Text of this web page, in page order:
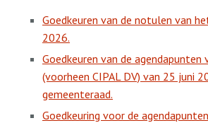
Goedkeuren van de notulen van
2026.
Goedkeuren van de
(voorheen CIPAL DV) van 25 juni
gemeenteraad.
Goedkeuring voor de